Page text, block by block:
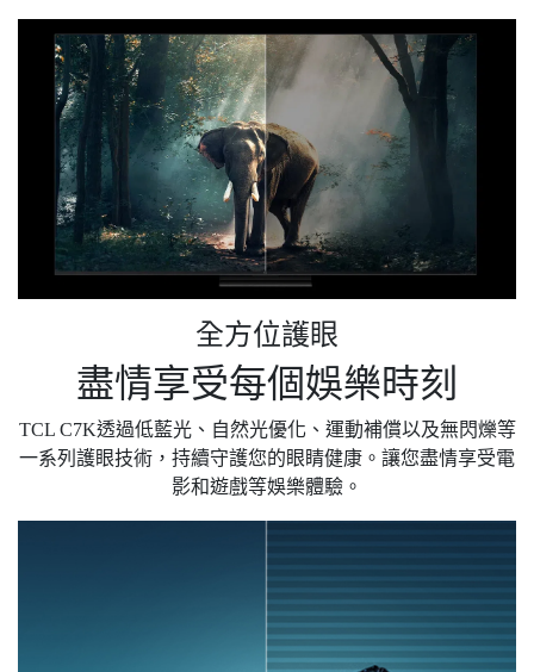
全方位護眼
盡情享受每個娛樂時刻
TCL C7K透過低藍光、自然光優化、運動補償以及無閃爍等
一系列護眼技術，持續守護您的眼睛健康。讓您盡情享受電
影和遊戲等娛樂體驗。